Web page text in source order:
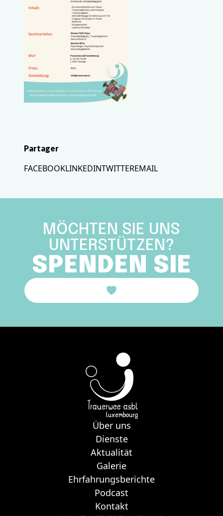
Partager
FACEBOOKLINKEDINTWITTEREMAIL
MÖCHTEN SIE UNS
UNTERSTÜTZEN?
SPENDEN SIE
Über uns
Dienste
Aktualität
Galerie
Ehrfahrungsberichte
Podcast
Kontakt